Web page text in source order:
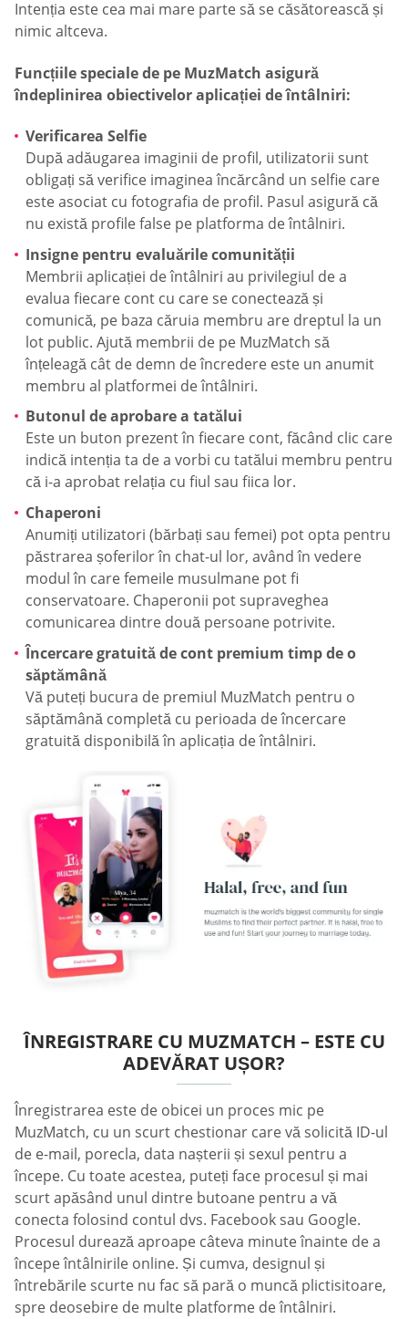
Intenția este cea mai mare parte să se căsătorească și
nimic altceva.
Funcțiile speciale de pe MuzMatch asigură
îndeplinirea obiectivelor aplicației de întâlniri:
Verificarea Selfie
După adăugarea imaginii de profil, utilizatorii sunt
obligați să verifice imaginea încărcând un selfie care
este asociat cu fotografia de profil. Pasul asigură că
nu există profile false pe platforma de întâlniri.
Insigne pentru evaluările comunității
Membrii aplicației de întâlniri au privilegiul de a
evalua fiecare cont cu care se conectează și
comunică, pe baza căruia membru are dreptul la un
lot public. Ajută membrii de pe MuzMatch să
înțeleagă cât de demn de încredere este un anumit
membru al platformei de întâlniri.
Butonul de aprobare a tatălui
Este un buton prezent în fiecare cont, făcând clic care
indică intenția ta de a vorbi cu tatălui membru pentru
că i-a aprobat relația cu fiul sau fiica lor.
Chaperoni
Anumiți utilizatori (bărbați sau femei) pot opta pentru
păstrarea șoferilor în chat-ul lor, având în vedere
modul în care femeile musulmane pot fi
conservatoare. Chaperonii pot supraveghea
comunicarea dintre două persoane potrivite.
Încercare gratuită de cont premium timp de o
săptămână
Vă puteți bucura de premiul MuzMatch pentru o
săptămână completă cu perioada de încercare
gratuită disponibilă în aplicația de întâlniri.
ÎNREGISTRARE CU MUZMATCH – ESTE CU
ADEVĂRAT UȘOR?
Înregistrarea este de obicei un proces mic pe
MuzMatch, cu un scurt chestionar care vă solicită ID-ul
de e-mail, porecla, data nașterii și sexul pentru a
începe. Cu toate acestea, puteți face procesul și mai
scurt apăsând unul dintre butoane pentru a vă
conecta folosind contul dvs. Facebook sau Google.
Procesul durează aproape câteva minute înainte de a
începe întâlnirile online. Și cumva, designul și
întrebările scurte nu fac să pară o muncă plictisitoare,
spre deosebire de multe platforme de întâlniri.